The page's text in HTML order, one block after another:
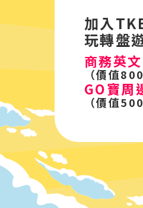
加入
玩轉盤
商務英
（價值
GO寶周
（價值